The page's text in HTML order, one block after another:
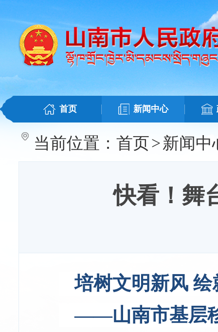
首页 新闻中心
当前位置： 首页>新闻中
快看！舞
培树文明新风
——山南市基层